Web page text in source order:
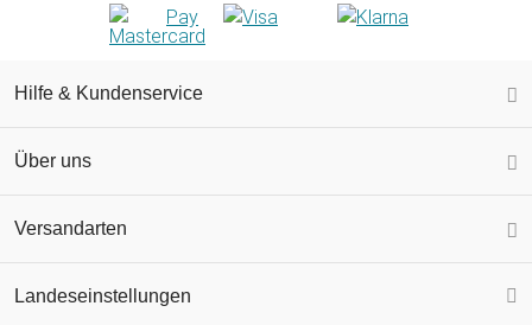
Hilfe & Kundenservice
Über uns
Versandarten
Landeseinstellungen